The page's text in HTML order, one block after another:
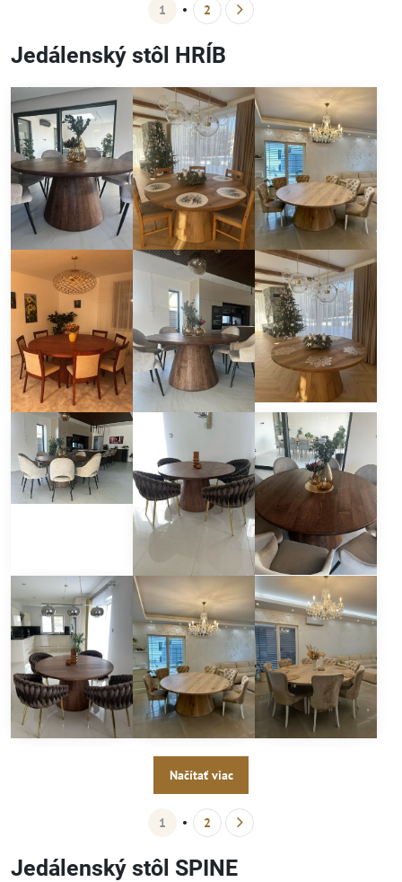
1 2
Jedálenský stôl HRÍB
Načítať viac
1 2
Jedálenský stôl SPINE